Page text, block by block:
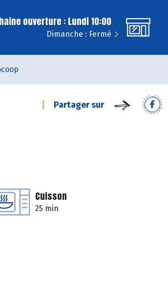
ouverture : Lundi 10:00
Dimanche : Fermé
Partager sur
Cuisson
25 min